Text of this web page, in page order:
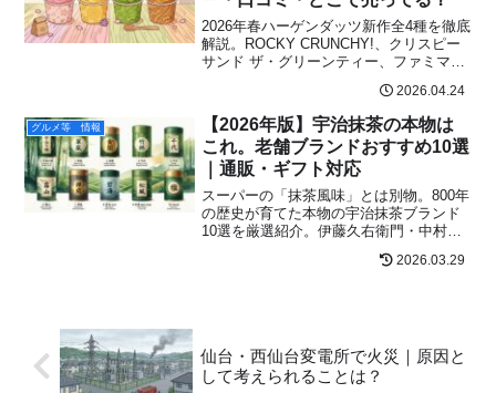
2026年春ハーゲンダッツ新作全4種を徹底
解説。ROCKY CRUNCHY!、クリスピー
サンド ザ・グリーンティー、ファミマ限
日・値段・カロリー・口コミ・販売店情
報をまとめました。
2026.04.24
グルメ等 情報
【2026年版】宇治抹茶の本物は
これ。老舗ブランドおすすめ10選
｜通販・ギフト対応
スーパーの「抹茶風味」とは別物。800年
の歴史が育てた本物の宇治抹茶ブランド
10選を厳選紹介。伊藤久右衛門・中村藤
まで、通販で買える本格抹茶をギフト・
2026.03.29
仙台・西仙台変電所で火災｜原因と
して考えられることは？